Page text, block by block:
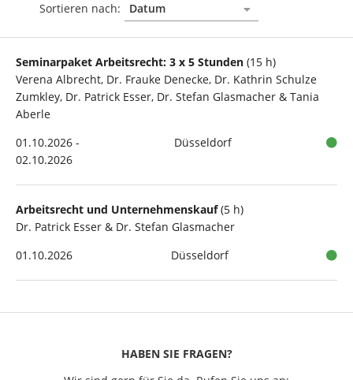
Sortieren nach:
Seminarpaket Arbeitsrecht: 3 x 5 Stunden (15 h)
Verena Albrecht, Dr. Frauke Denecke, Dr. Kathrin Schulze
Zumkley, Dr. Patrick Esser, Dr. Stefan Glasmacher & Tania
Aberle
01.10.2026 -
02.10.2026
Düsseldorf
Arbeitsrecht und Unternehmenskauf(5 h)
Dr. Patrick Esser & Dr. Stefan Glasmacher
01.10.2026
Düsseldorf
HABEN SIE FRAGEN?